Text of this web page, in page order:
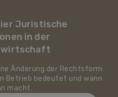
Juristische
in der
Änderung der Rechtsform
Betrieb bedeutet und wann
macht.